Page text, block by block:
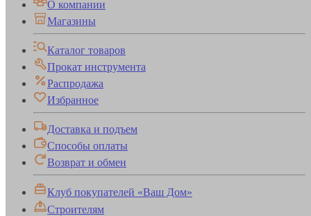
О компании
Магазины
Каталог товаров
Прокат инструмента
Распродажа
Избранное
Доставка и подъем
Способы оплаты
Возврат и обмен
Клуб покупателей «Ваш Дом»
Строителям